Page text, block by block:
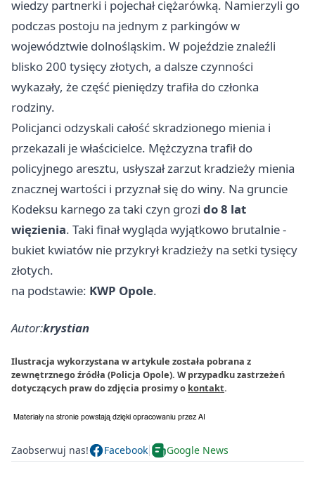
wiedzy partnerki i pojechał ciężarówką. Namierzyli go
podczas postoju na jednym z parkingów w
województwie dolnośląskim. W pojeździe znaleźli
blisko 200 tysięcy złotych, a dalsze czynności
wykazały, że część pieniędzy trafiła do członka
rodziny.
Policjanci odzyskali całość skradzionego mienia i
przekazali je właścicielce. Mężczyzna trafił do
policyjnego aresztu, usłyszał zarzut kradzieży mienia
znacznej wartości i przyznał się do winy. Na gruncie
Kodeksu karnego za taki czyn grozi do 8 lat
więzienia. Taki finał wygląda wyjątkowo brutalnie -
bukiet kwiatów nie przykrył kradzieży na setki tysięcy
złotych.
na podstawie: KWP Opole.
Autor:krystian
Ilustracja wykorzystana w artykule została pobrana z
zewnętrznego źródła (Policja Opole). W przypadku zastrzeżeń
dotyczących praw do zdjęcia prosimy o kontakt.
Zaobserwuj nas! Facebook Google News